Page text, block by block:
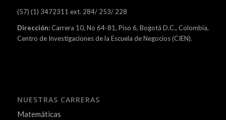
(57) (1) 3472311 ext. 284/ 253/ 228
Dirección:Carrera 10, No 64-81, Piso 6, Bogotá D.C., Colombia,
Centro de Investigaciones de la Escuela de Negocios (CIEN).
NUESTRAS CARRERAS
Matemáticas